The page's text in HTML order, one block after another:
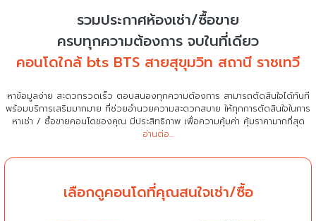
รวมประกาศห้องเช่า/ซื้อขาย
ครบทุกความต้องการ จบในที่เดียว
คอนโดใกล้ bts BTS สายสุขุมวิท สถานี ราชเทวี
หาข้อมูลง่าย สะดวกรวดเร็ว ตอบสนองทุกความต้องการ สามารถตัดสินใจได้ทันที
พร้อมบริการเสริมมากมาย ที่ช่วยอำนวยความสะดวกสบาย ให้ทุกการตัดสินใจในการ
หาเช่า / ซื้อขายคอนโดของคุณ มีประสิทธิภาพ เพื่อความคุ้มค่า คุ้มราคามากที่สุด
อ่านต่อ...
เลือกดูคอนโดที่คุณสนใจเช่า/ซื้อ